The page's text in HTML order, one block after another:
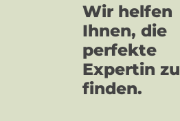
Wir helfen
Ihnen, die
perfekte
Expertin zu
finden.